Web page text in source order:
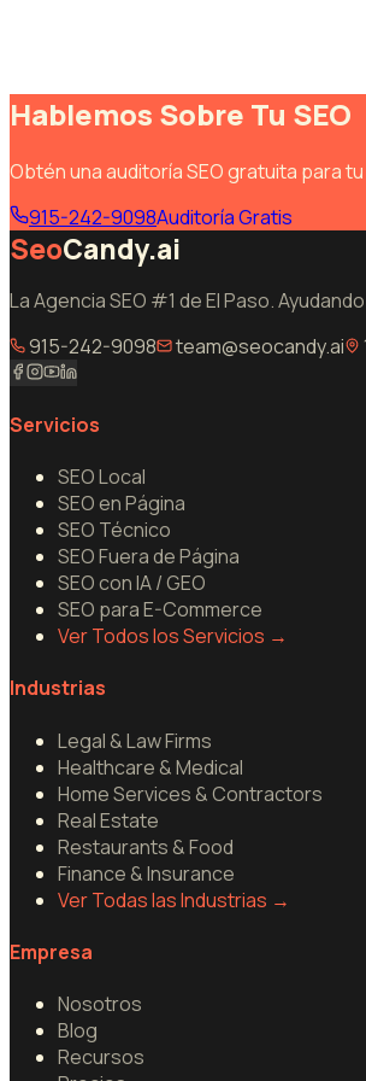
Hablemos Sobre Tu SEO
Obtén una auditoría SEO gratuita para
915-242-9098Auditoría Gratis
SeoCandy.ai
La Agencia SEO #1 de El Paso.
915-242-9098
team@seocandy.ai
Servicios
SEO Local
SEO en Página
SEO Técnico
SEO Fuera de Página
SEO con IA / GEO
SEO para E-Commerce
Ver Todos los Servicios →
Industrias
Legal & Law Firms
Healthcare & Medical
Home Services & Contractors
Real Estate
Restaurants & Food
Finance & Insurance
Ver Todas las Industrias →
Empresa
Nosotros
Blog
Recursos